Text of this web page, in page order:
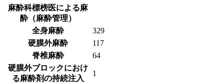
麻酔科標榜医による麻
酔（麻酔管理）
全身麻酔
329
硬膜外麻酔
117
脊椎麻酔
64
硬膜外ブロックにおけ
る麻酔剤の持続注入
1